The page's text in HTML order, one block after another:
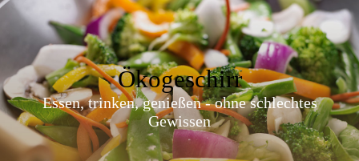
Ökogeschirr
Essen, trinken, genießen - ohne schlechtes
Gewissen